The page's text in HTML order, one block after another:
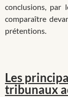
conclusions, par
comparaître
prétentions.
Les
tribunaux